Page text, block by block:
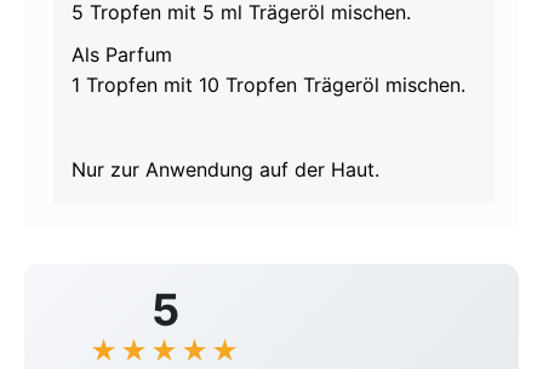
5 Tropfen mit 5 ml Trägeröl mischen.
Als Parfum
1 Tropfen mit 10 Tropfen Trägeröl mischen.
Nur zur Anwendung auf der Haut.
5
★ ★ ★ ★ ★